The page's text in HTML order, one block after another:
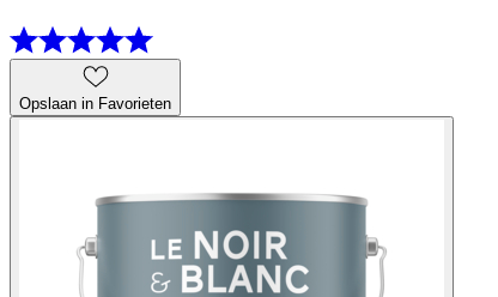
Opslaan in Favorieten